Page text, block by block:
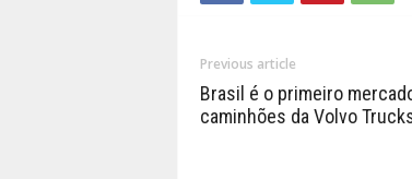
Previous article
Brasil é o primeiro
caminhões da Volvo